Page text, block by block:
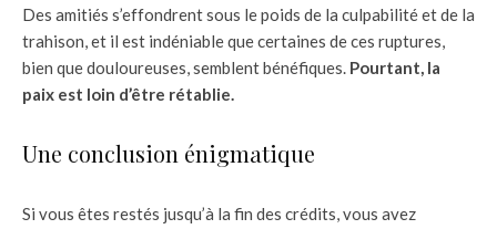
Des amitiés s’effondrent sous le poids de la culpabilité et de la
trahison, et il est indéniable que certaines de ces ruptures,
bien que douloureuses, semblent bénéfiques. Pourtant, la
paix est loin d’être rétablie.
Une conclusion énigmatique
Si vous êtes restés jusqu’à la fin des crédits, vous avez